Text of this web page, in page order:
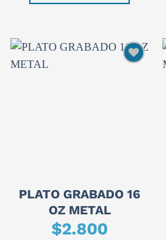
PLATO GRABADO 16
OZ METAL
$2.800